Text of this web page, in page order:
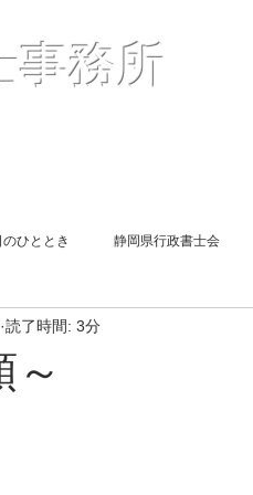
事務所
のひととき 静岡県行政書士会
会 旅館業申請
読了時間: 3分